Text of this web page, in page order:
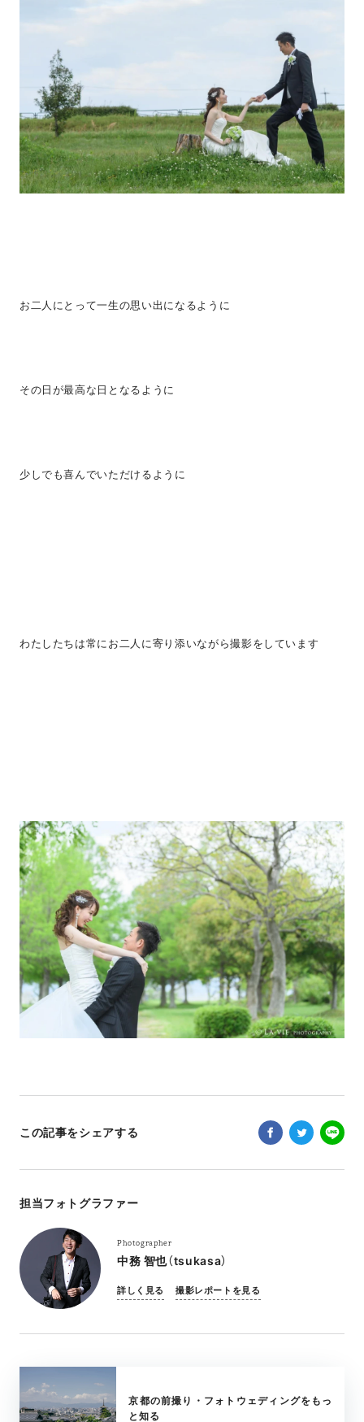
お二人にとって一生の思い出になるように
その日が最高な日となるように
少しでも喜んでいただけるように
わたしたちは常にお二人に寄り添いながら撮影をしています
この記事をシェアする
担当フォトグラファー
Photographer
中務 智也（tsukasa）
詳しく見る 撮影レポートを見る
京都の前撮り・フォトウェディングをもっ
と知る